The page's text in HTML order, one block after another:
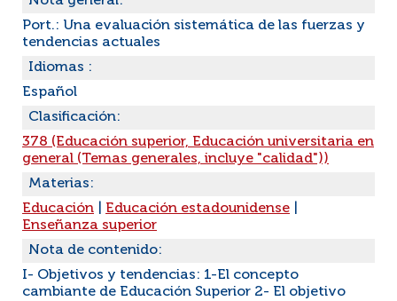
Port.: Una evaluación sistemática de las fuerzas y
tendencias actuales
Idiomas :
Español
Clasificación:
378 (Educación superior, Educación universitaria en
general (Temas generales, incluye "calidad"))
Materias:
Educación
Educación estadounidense
Enseñanza superior
Nota de contenido:
I- Objetivos y tendencias: 1-El concepto
cambiante de Educación Superior 2- El objetivo